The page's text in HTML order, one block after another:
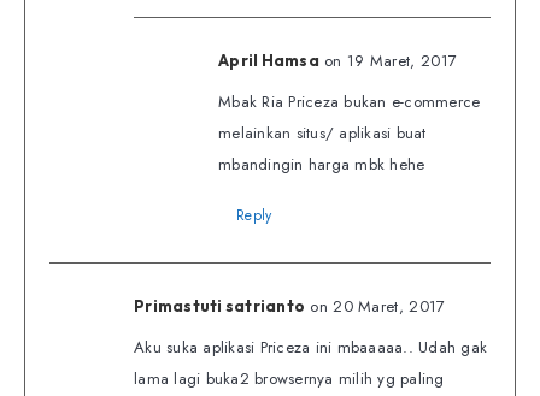
April Hamsa on 19 Maret, 2017
Mbak Ria Priceza bukan e-commerce
melainkan situs/ aplikasi buat
mbandingin harga mbk hehe
Reply
Primastuti satrianto on 20 Maret, 2017
Aku suka aplikasi Priceza ini mbaaaaa.. Udah gak
lama lagi buka2 browsernya milih yg paling